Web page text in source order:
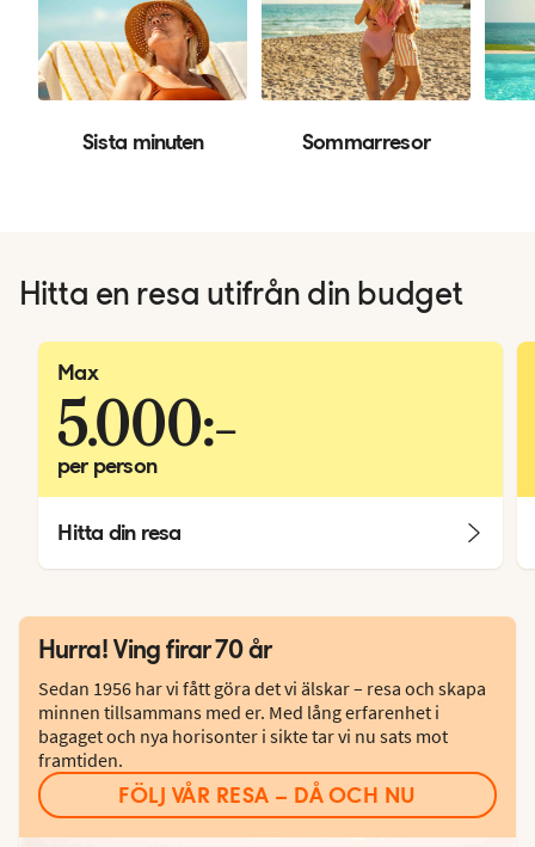
Sista minuten Sommarresor
Hitta en resa utifrån din budget
Max
5.000:-
per person
Hitta din resa
Hurra! Ving firar 70 år
Sedan 1956 har vi fått göra det vi älskar – resa och skapa
minnen tillsammans med er. Med lång erfarenhet i
bagaget och nya horisonter i sikte tar vi nu sats mot
framtiden.
FÖLJ VÅR RESA – DÅ OCH NU